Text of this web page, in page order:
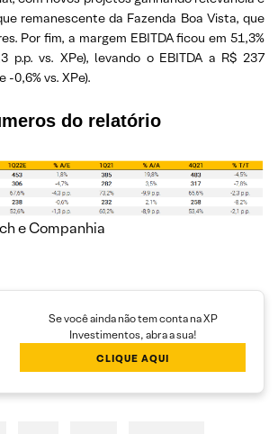
remanescente da Fazenda Boa Vista, que
Por fim, a margem EBITDA ficou em 51,3%
p.p. vs. XPe), levando o EBITDA a R$ 237
-0,6% vs. XPe).
do relatório
e Companhia
Se você ainda não tem conta na XP
Investimentos, abra a sua!
CLIQUE AQUI